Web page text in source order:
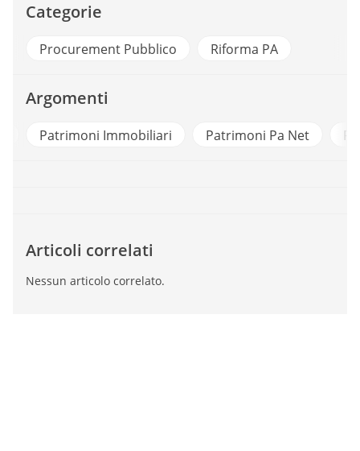
Categorie
Procurement Pubblico Riforma PA
Argomenti
Patrimoni Immobiliari Patrimoni Pa Net
Articoli correlati
Nessun articolo correlato.